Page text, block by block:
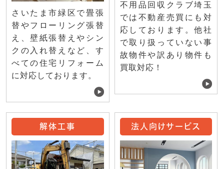
さいたま市緑区で畳張
替やフローリング張替
え、壁紙張替えやシン
クの入れ替えなど、す
べての住宅リフォーム
に対応しております。
不用品回収クラブ埼玉
では不動産売買にも対
応しております。他社
で取り扱っていない事
故物件や訳あり物件も
買取対応！
解体工事 法人向けサービス